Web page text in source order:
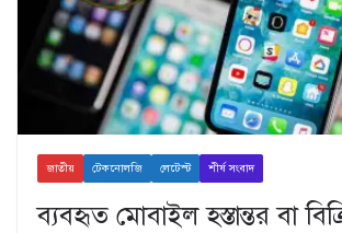
জাতীয় টেকনোলজি লেটেস্ট শীর্ষ সংবাদ
ব্যবহৃত মোবাইল হস্তান্তর বা